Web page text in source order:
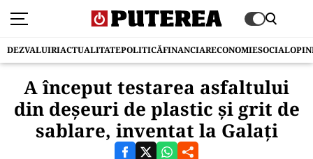
DEZVALUIRIACTUALITATEPOLITICĂFINANCIARECONOMIESOCIAL
A început testarea asfaltului
din deșeuri de plastic și grit de
sablare, inventat la Galați